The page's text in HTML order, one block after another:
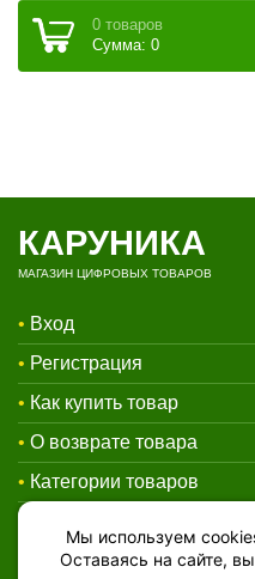
0 товаров
Сумма: 0
КАРУНИКА
МАГАЗИН ЦИФРОВЫХ ТОВАРОВ
• Вход
• Регистрация
• Как купить товар
• О возврате товара
• Категории товаров
Договор-оферта
Мы используем
Оставаясь на сайте,